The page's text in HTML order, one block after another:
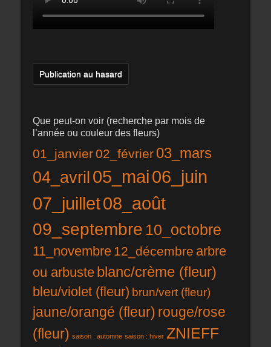
Publication au hasard
Que peut-on voir (recherche par mois de
l’année ou couleur des fleurs)
01_janvier02_février 03_mars
04_avril 05_mai06_juin
07_juillet08_août
09_septembre 10_octobre
11_novembre 12_décembre arbre
ou arbuste blanc/crème (fleur)
bleu/violet (fleur) brun/vert (fleur)
jaune/orangé (fleur) rouge/rose
(fleur) saison : automne saison : hiver ZNIEFF